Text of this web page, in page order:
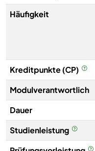
Häufigkeit
Kreditpunkte (CP)
Modulverantwortlich
Dauer
Studienleistung